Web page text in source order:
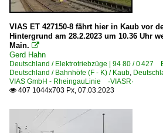
VIAS ET 427150-8 fährt hier in Kaub vor
Hintergrund am 28.2.2023 um 10.36 Uhr
Main. 
Gerd Hahn
Deutschland / Elektrotriebzüge | 94 80 / 0 427
Deutschland / Bahnhöfe (F - K) / Kaub
VIAS GmbH - RheingauLinie ·VIASR·
 407 1044x703 Px, 07.03.2023